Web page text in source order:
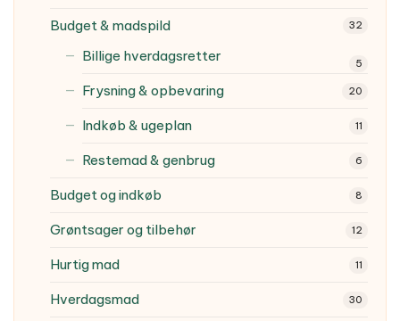
Budget & madspild 32
Billige hverdagsretter 5
Frysning & opbevaring 20
Indkøb & ugeplan 11
Restemad & genbrug 6
Budget og indkøb 8
Grøntsager og tilbehør 12
Hurtig mad 11
Hverdagsmad 30